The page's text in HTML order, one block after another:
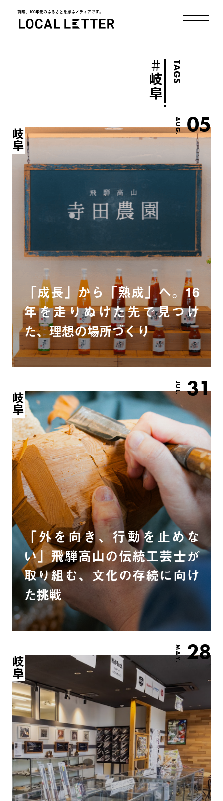
前略、100年先のふるさとを思ふメディアです。
TAGS
＃
岐阜
AUG. 05
岐阜
「成長」から「熟成」へ。16
年を走りぬけた先で見つけ
た、理想の場所づくり
JUL. 31
岐阜
「外を向き、行動を止めな
い」飛騨高山の伝統工芸士が
取り組む、文化の存続に向け
た挑戦
MAY. 28
岐阜